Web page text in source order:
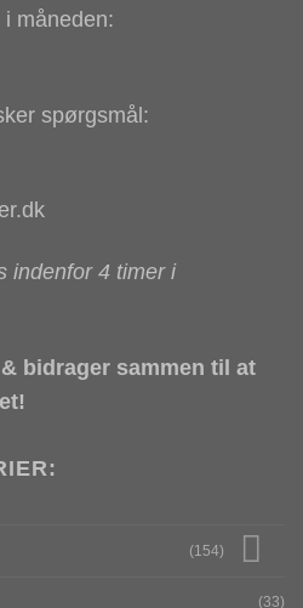
måneden:
spørgsmål:
indenfor 4 timer i
bidrager sammen til at
(154)
(33)